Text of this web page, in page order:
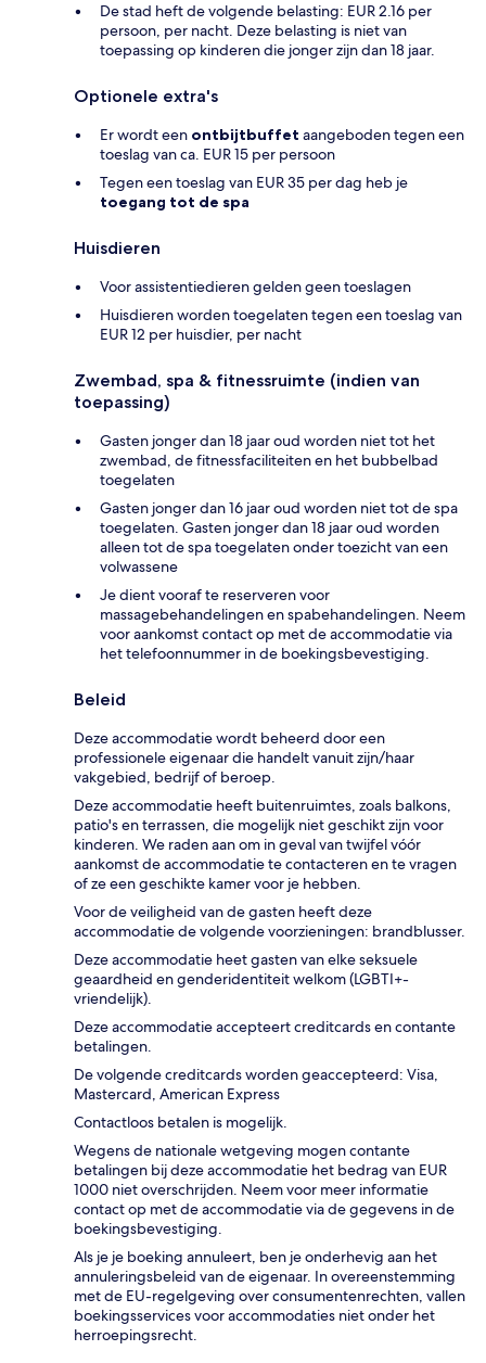
De stad heft de volgende belasting: EUR 2.16 per
persoon, per nacht. Deze belasting is niet van
toepassing op kinderen die jonger zijn dan 18 jaar.
Optionele extra's
Er wordt een ontbijtbuffet aangeboden tegen een
toeslag van ca. EUR 15 per persoon
Tegen een toeslag van EUR 35 per dag heb je
toegang tot de spa
Huisdieren
Voor assistentiedieren gelden geen toeslagen
Huisdieren worden toegelaten tegen een toeslag van
EUR 12 per huisdier, per nacht
Zwembad, spa & fitnessruimte (indien van
toepassing)
Gasten jonger dan 18 jaar oud worden niet tot het
zwembad, de fitnessfaciliteiten en het bubbelbad
toegelaten
Gasten jonger dan 16 jaar oud worden niet tot de spa
toegelaten. Gasten jonger dan 18 jaar oud worden
alleen tot de spa toegelaten onder toezicht van een
volwassene
Je dient vooraf te reserveren voor
massagebehandelingen en spabehandelingen. Neem
voor aankomst contact op met de accommodatie via
het telefoonnummer in de boekingsbevestiging.
Beleid
Deze accommodatie wordt beheerd door een
professionele eigenaar die handelt vanuit zijn/haar
vakgebied, bedrijf of beroep.
Deze accommodatie heeft buitenruimtes, zoals balkons,
patio's en terrassen, die mogelijk niet geschikt zijn voor
kinderen. We raden aan om in geval van twijfel vóór
aankomst de accommodatie te contacteren en te vragen
of ze een geschikte kamer voor je hebben.
Voor de veiligheid van de gasten heeft deze
accommodatie de volgende voorzieningen: brandblusser.
Deze accommodatie heet gasten van elke seksuele
geaardheid en genderidentiteit welkom (LGBTI+-
vriendelijk).
Deze accommodatie accepteert creditcards en contante
betalingen.
De volgende creditcards worden geaccepteerd: Visa,
Mastercard, American Express
Contactloos betalen is mogelijk.
Wegens de nationale wetgeving mogen contante
betalingen bij deze accommodatie het bedrag van EUR
1000 niet overschrijden. Neem voor meer informatie
contact op met de accommodatie via de gegevens in de
boekingsbevestiging.
Als je je boeking annuleert, ben je onderhevig aan het
annuleringsbeleid van de eigenaar. In overeenstemming
met de EU-regelgeving over consumentenrechten, vallen
boekingsservices voor accommodaties niet onder het
herroepingsrecht.